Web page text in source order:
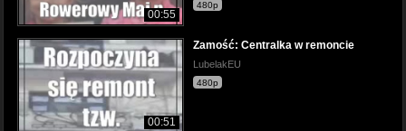
00:55
480p
00:51
Zamość: Centralka w remoncie
LubelakEU
480p